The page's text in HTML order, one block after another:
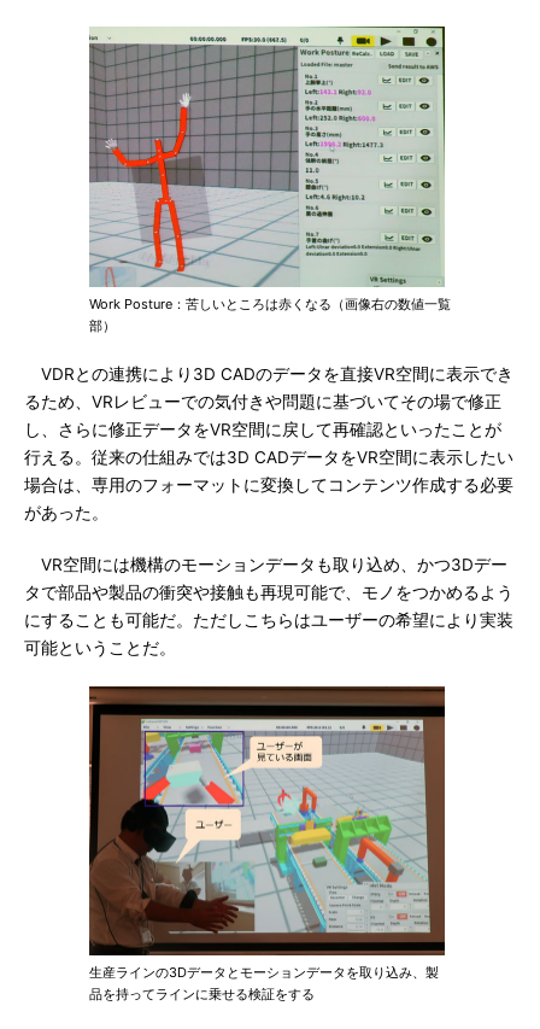
Work Posture：苦しいところは赤くなる（画像右の数値一覧
部）
VDRとの連携により3D CADのデータを直接VR空間に表示でき
るため、VRレビューでの気付きや問題に基づいてその場で修正
し、さらに修正データをVR空間に戻して再確認といったことが
行える。従来の仕組みでは3D CADデータをVR空間に表示したい
場合は、専用のフォーマットに変換してコンテンツ作成する必要
があった。
VR空間には機構のモーションデータも取り込め、かつ3Dデー
タで部品や製品の衝突や接触も再現可能で、モノをつかめるよう
にすることも可能だ。ただしこちらはユーザーの希望により実装
可能ということだ。
生産ラインの3Dデータとモーションデータを取り込み、製
品を持ってラインに乗せる検証をする